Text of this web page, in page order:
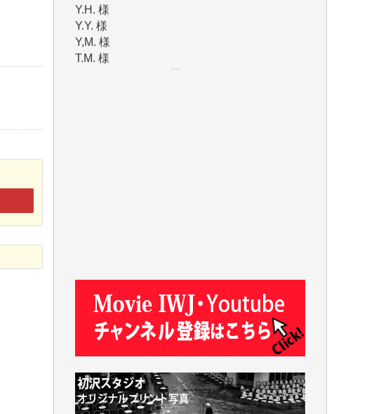
T.M. 様
マツモト ヤスアキ 様
マシオン 恵美香 様
岩井 祐子 様
マシオン恵美香 様
平野智生 様
山本賢二 様
金 盛起 様
塩川 晃平 様